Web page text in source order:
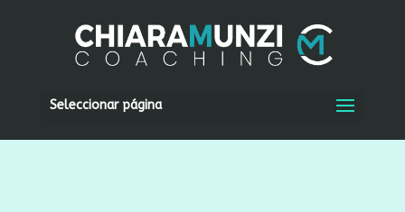
Seleccionar página